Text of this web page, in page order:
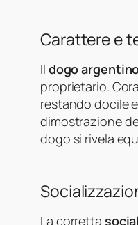
Carattere e
Il dogo
proprietario.
restando docile
dimostrazione
dogo si rivela
La corretta